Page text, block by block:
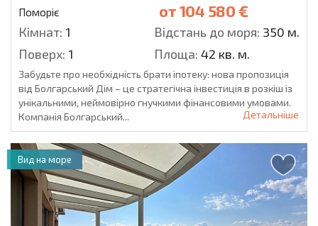
Поморіє от104 580 €
Кімнат: 1 Відстань до моря: 350 м.
Поверх: 1 Площа: 42 кв. м.
Забудьте про необхідність брати іпотеку: нова пропозиція
від Болгарський Дім – це стратегічна інвестиція в розкіш із
унікальними, неймовірно гнучкими фінансовими умовами.
Компанія Болгарський...
Детальніше
Вид на море